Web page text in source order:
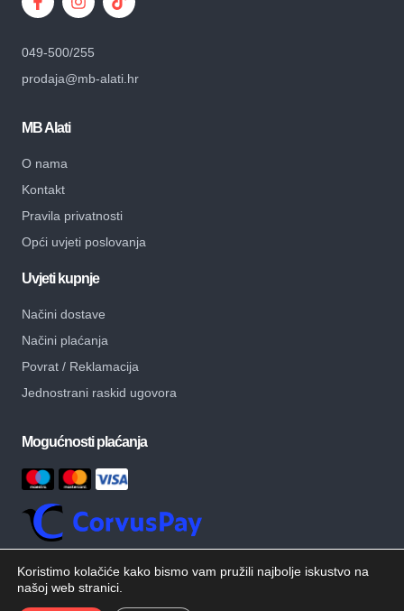
049-500/255
prodaja@mb-alati.hr
MB Alati
O nama
Kontakt
Pravila privatnosti
Opći uvjeti poslovanja
Uvjeti kupnje
Načini dostave
Načini plaćanja
Povrat / Reklamacija
Jednostrani raskid ugovora
Mogućnosti plaćanja
© Copyright – MB Alati – Sva prava pridržana.
Koristimo kolačiće kako bismo vam pružili najbolje iskustvo na
našoj web stranici.